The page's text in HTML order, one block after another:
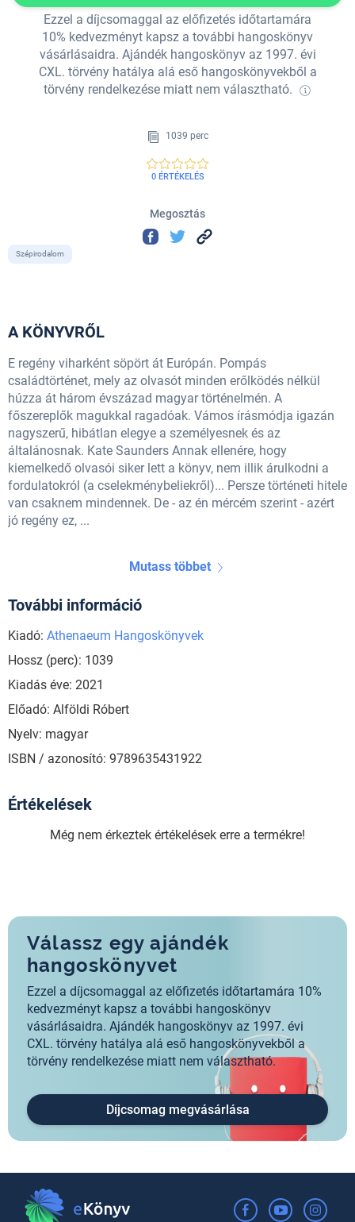
Ezzel a díjcsomaggal az előfizetés időtartamára
10% kedvezményt kapsz a további hangoskönyv
vásárlásaidra. Ajándék hangoskönyv az 1997. évi
CXL. törvény hatálya alá eső hangoskönyvekből a
törvény rendelkezése miatt nem választható.
1039 perc
0 ÉRTÉKELÉS
Megosztás
Szépirodalom
A KÖNYVRŐL
E regény viharként söpört át Európán. Pompás
családtörténet, mely az olvasót minden erőlködés nélkül
húzza át három évszázad magyar történelmén. A
főszereplők magukkal ragadóak. Vámos írásmódja igazán
nagyszerű, hibátlan elegye a személyesnek és az
általánosnak. Kate Saunders Annak ellenére, hogy
kiemelkedő olvasói siker lett a könyv, nem illik árulkodni a
fordulatokról (a cselekménybeliekről)... Persze történeti hitele
van csaknem mindennek. De - az én mércém szerint - azért
jó regény ez, ...
Mutass többet
További információ
Kiadó: Athenaeum Hangoskönyvek
Hossz (perc): 1039
Kiadás éve: 2021
Előadó: Alföldi Róbert
Nyelv: magyar
ISBN / azonosító: 9789635431922
Értékelések
Még nem érkeztek értékelések erre a termékre!
Válassz egy ajándék
hangoskönyvet
Ezzel a díjcsomaggal az előfizetés időtartamára 10%
kedvezményt kapsz a további hangoskönyv
vásárlásaidra. Ajándék hangoskönyv az 1997. évi
CXL. törvény hatálya alá eső hangoskönyvekből a
törvény rendelkezése miatt nem választható.
Díjcsomag megvásárlása